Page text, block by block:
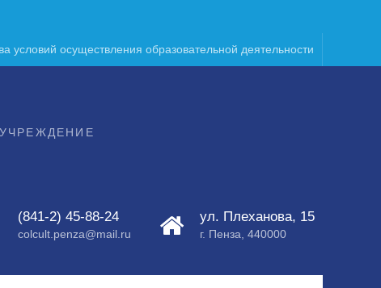
условий осуществления образовательной деятельности
(841-2) 45-88-24
colcult.penza@mail.ru
ул. Плеханова, 15
г. Пенза, 440000